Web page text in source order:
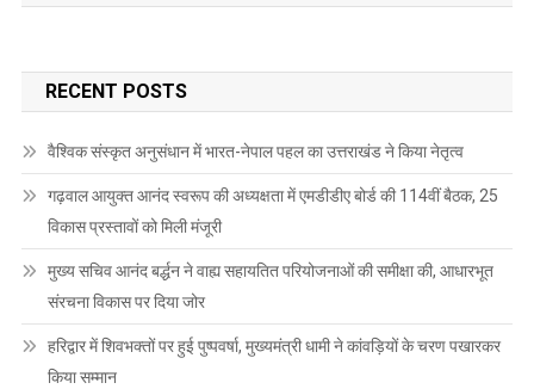
RECENT POSTS
वैश्विक संस्कृत अनुसंधान में भारत-नेपाल पहल का उत्तराखंड ने किया नेतृत्व
गढ़वाल आयुक्त आनंद स्वरूप की अध्यक्षता में एमडीडीए बोर्ड की 114वीं बैठक, 25
विकास प्रस्तावों को मिली मंजूरी
मुख्य सचिव आनंद बर्द्धन ने वाह्य सहायतित परियोजनाओं की समीक्षा की, आधारभूत
संरचना विकास पर दिया जोर
हरिद्वार में शिवभक्तों पर हुई पुष्पवर्षा, मुख्यमंत्री धामी ने कांवड़ियों के चरण पखारकर
किया सम्मान